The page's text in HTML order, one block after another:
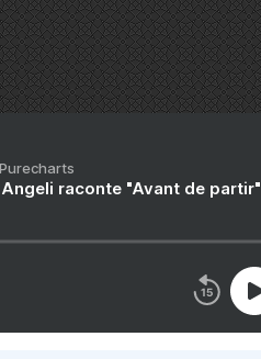
Angeli raconte "Avant de partir"